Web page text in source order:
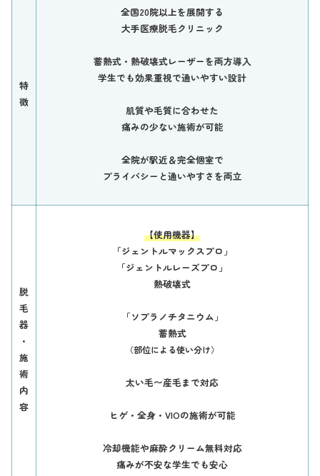
特
徴
全国20院以上を展開する
大手医療脱毛クリニック
蓄熱式・熱破壊式レーザーを両方導入
学生でも効果重視で通いやすい設計
肌質や毛質に合わせた
痛みの少ない施術が可能
全院が駅近＆完全個室で
プライバシーと通いやすさを両立
脱
毛
器
・
施
術
内
容
【使用機器】
「ジェントルマックスプロ」
「ジェントルレーズプロ」
熱破壊式
「ソプラノチタニウム」
蓄熱式
（部位による使い分け）
太い毛〜産毛まで対応
ヒゲ・全身・VIOの施術が可能
冷却機能や麻酔クリーム無料対応
痛みが不安な学生でも安心